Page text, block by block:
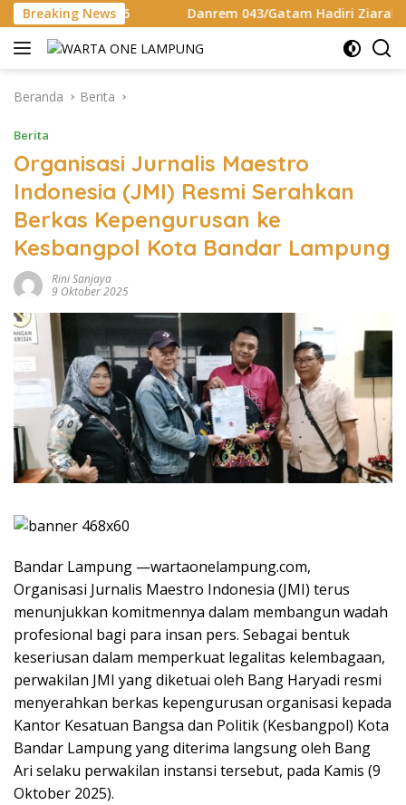
Langsung
ke
konten
Breaking News
2026 Danrem 043/Gatam Hadiri Ziarah Dan Bakti
Beranda Berita
Berita
Organisasi Jurnalis Maestro
Indonesia (JMI) Resmi Serahkan
Berkas Kepengurusan ke
Kesbangpol Kota Bandar Lampung
Rini Sanjaya
9 Oktober 2025
Bandar Lampung —wartaonelampung.com,
Organisasi Jurnalis Maestro Indonesia (JMI) terus
menunjukkan komitmennya dalam membangun wadah
profesional bagi para insan pers. Sebagai bentuk
keseriusan dalam memperkuat legalitas kelembagaan,
perwakilan JMI yang diketuai oleh Bang Haryadi resmi
menyerahkan berkas kepengurusan organisasi kepada
Kantor Kesatuan Bangsa dan Politik (Kesbangpol) Kota
Bandar Lampung yang diterima langsung oleh Bang
Ari selaku perwakilan instansi tersebut, pada Kamis (9
Oktober 2025).